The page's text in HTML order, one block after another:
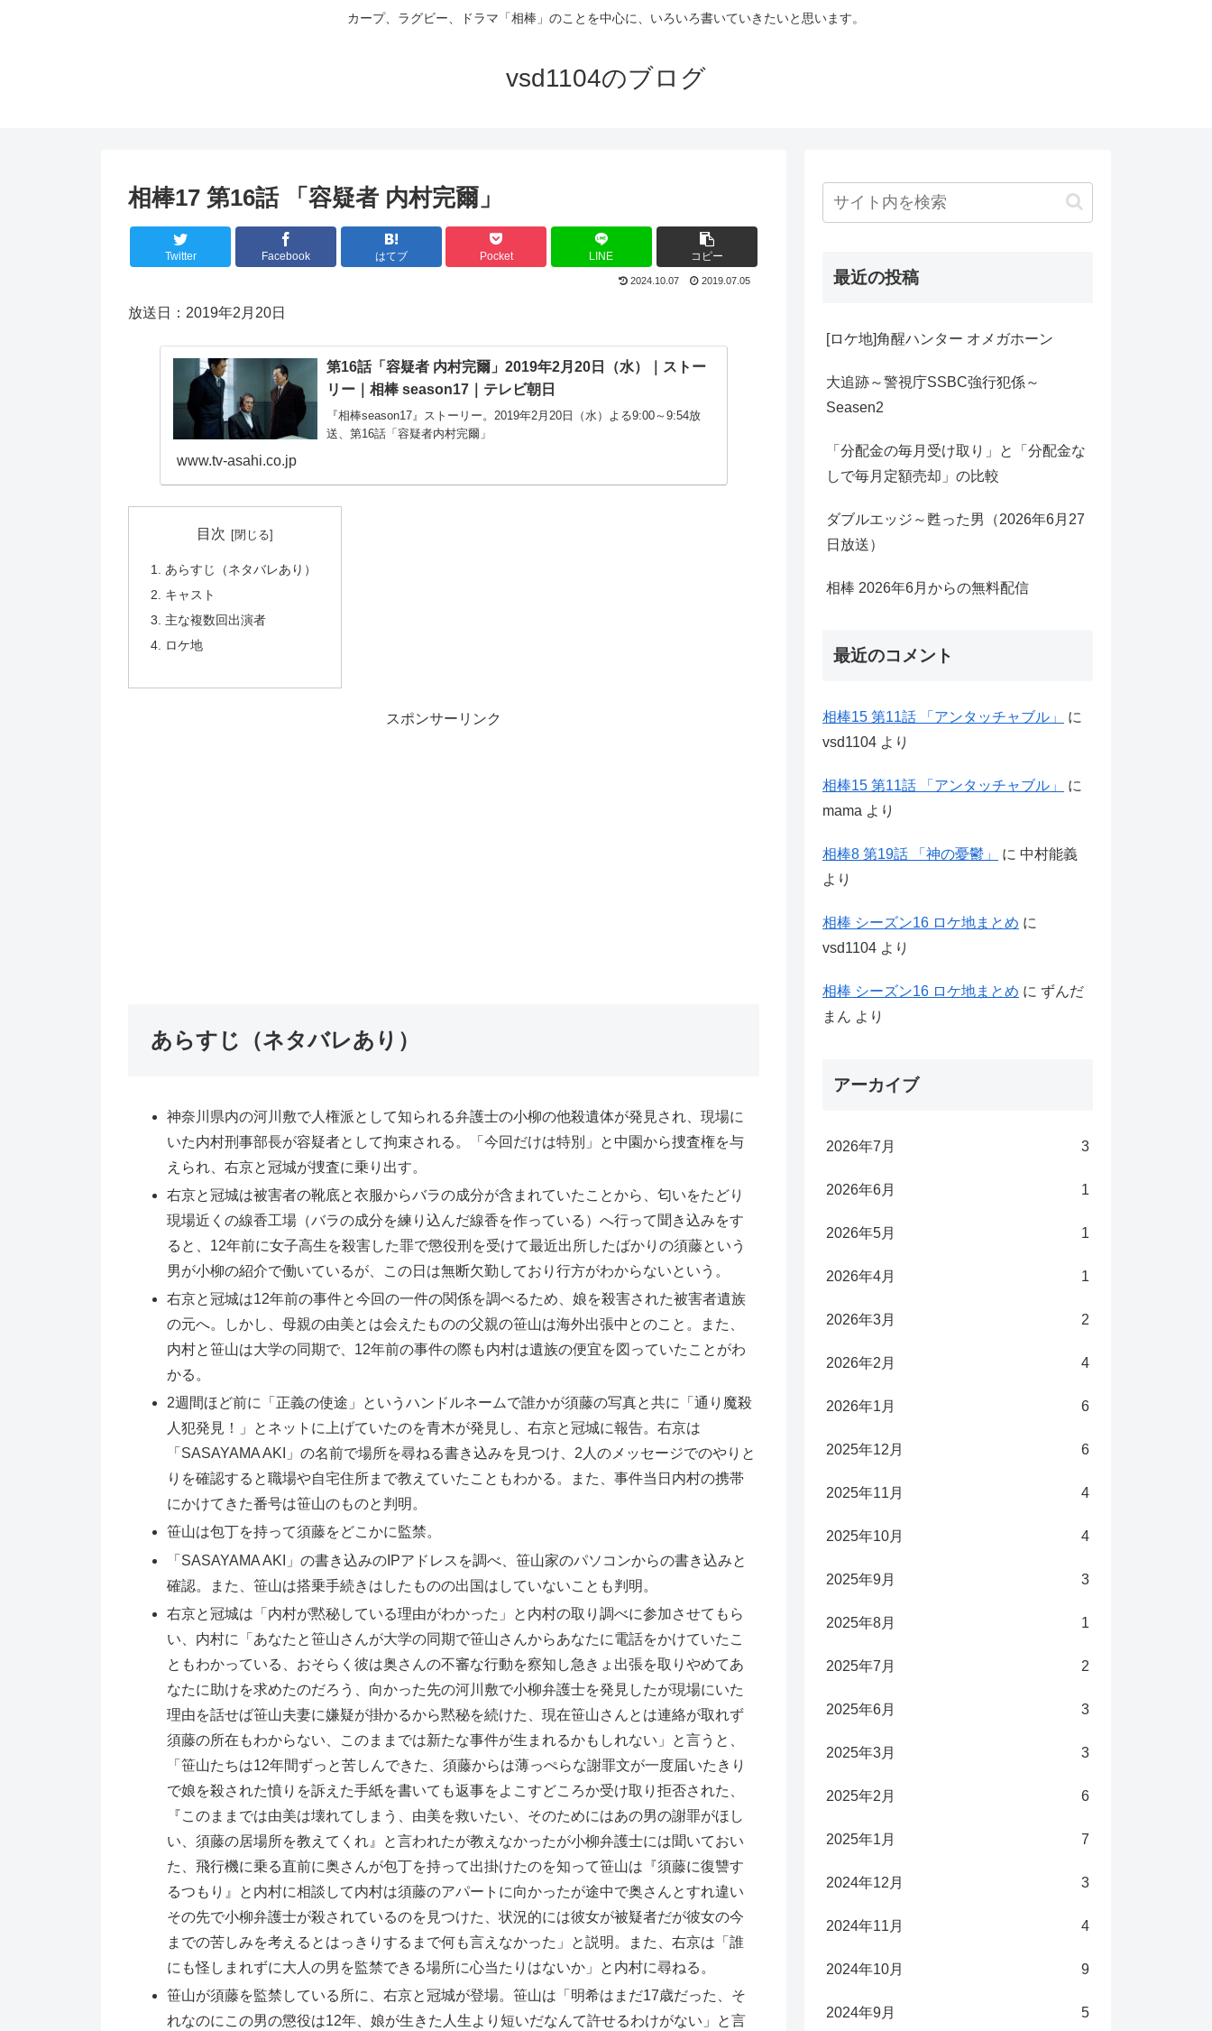
カープ、ラグビー、ドラマ「相棒」のことを中心に、いろいろ書いていきたいと思います。
vsd1104のブログ
相棒17 第16話 「容疑者 内村完爾」
Twitter Facebook はてブ Pocket LINE コピー
2024.10.07 2019.07.05
放送日：2019年2月20日
第16話「容疑者 内村完爾」2019年2月20日（水）｜ストー
リー｜相棒 season17｜テレビ朝日
『相棒season17』ストーリー。2019年2月20日（水）よる9:00～9:54放
送、第16話「容疑者内村完爾」
www.tv-asahi.co.jp
目次
あらすじ（ネタバレあり）
キャスト
主な複数回出演者
ロケ地
スポンサーリンク
あらすじ（ネタバレあり）
神奈川県内の河川敷で人権派として知られる弁護士の小柳の他殺遺体が発見され、現場に
いた内村刑事部長が容疑者として拘束される。「今回だけは特別」と中園から捜査権を与
えられ、右京と冠城が捜査に乗り出す。
右京と冠城は被害者の靴底と衣服からバラの成分が含まれていたことから、匂いをたどり
現場近くの線香工場（バラの成分を練り込んだ線香を作っている）へ行って聞き込みをす
ると、12年前に女子高生を殺害した罪で懲役刑を受けて最近出所したばかりの須藤という
男が小柳の紹介で働いているが、この日は無断欠勤しており行方がわからないという。
右京と冠城は12年前の事件と今回の一件の関係を調べるため、娘を殺害された被害者遺族
の元へ。しかし、母親の由美とは会えたものの父親の笹山は海外出張中とのこと。また、
内村と笹山は大学の同期で、12年前の事件の際も内村は遺族の便宜を図っていたことがわ
かる。
2週間ほど前に「正義の使途」というハンドルネームで誰かが須藤の写真と共に「通り魔殺
人犯発見！」とネットに上げていたのを青木が発見し、右京と冠城に報告。右京は
「SASAYAMA AKI」の名前で場所を尋ねる書き込みを見つけ、2人のメッセージでのやりと
りを確認すると職場や自宅住所まで教えていたこともわかる。また、事件当日内村の携帯
にかけてきた番号は笹山のものと判明。
笹山は包丁を持って須藤をどこかに監禁。
「SASAYAMA AKI」の書き込みのIPアドレスを調べ、笹山家のパソコンからの書き込みと
確認。また、笹山は搭乗手続きはしたものの出国はしていないことも判明。
右京と冠城は「内村が黙秘している理由がわかった」と内村の取り調べに参加させてもら
い、内村に「あなたと笹山さんが大学の同期で笹山さんからあなたに電話をかけていたこ
ともわかっている、おそらく彼は奥さんの不審な行動を察知し急きょ出張を取りやめてあ
なたに助けを求めたのだろう、向かった先の河川敷で小柳弁護士を発見したが現場にいた
理由を話せば笹山夫妻に嫌疑が掛かるから黙秘を続けた、現在笹山さんとは連絡が取れず
須藤の所在もわからない、このままでは新たな事件が生まれるかもしれない」と言うと、
「笹山たちは12年間ずっと苦しんできた、須藤からは薄っぺらな謝罪文が一度届いたきり
で娘を殺された憤りを訴えた手紙を書いても返事をよこすどころか受け取り拒否された、
『このままでは由美は壊れてしまう、由美を救いたい、そのためにはあの男の謝罪がほし
い、須藤の居場所を教えてくれ』と言われたが教えなかったが小柳弁護士には聞いておい
た、飛行機に乗る直前に奥さんが包丁を持って出掛けたのを知って笹山は『須藤に復讐す
るつもり』と内村に相談して内村は須藤のアパートに向かったが途中で奥さんとすれ違い
その先で小柳弁護士が殺されているのを見つけた、状況的には彼女が被疑者だが彼女の今
までの苦しみを考えるとはっきりするまで何も言えなかった」と説明。また、右京は「誰
にも怪しまれずに大人の男を監禁できる場所に心当たりはないか」と内村に尋ねる。
笹山が須藤を監禁している所に、右京と冠城が登場。笹山は「明希はまだ17歳だった、そ
れなのにこの男の懲役は12年、娘が生きた人生より短いだなんて許せるわけがない」と言
最近の投稿
[ロケ地]角醒ハンター オメガホーン
大追跡～警視庁SSBC強行犯係～
Seasen2
「分配金の毎月受け取り」と「分配金な
しで毎月定額売却」の比較
ダブルエッジ～甦った男（2026年6月27
日放送）
相棒 2026年6月からの無料配信
最近のコメント
相棒15 第11話 「アンタッチャブル」
に
vsd1104 より
相棒15 第11話 「アンタッチャブル」
に
mama より
相棒8 第19話 「神の憂鬱」 に 中村能義
より
相棒 シーズン16 ロケ地まとめ に
vsd1104 より
相棒 シーズン16 ロケ地まとめ に ずんだ
まん より
アーカイブ
2026年7月 3
2026年6月 1
2026年5月 1
2026年4月 1
2026年3月 2
2026年2月 4
2026年1月 6
2025年12月 6
2025年11月 4
2025年10月 4
2025年9月 3
2025年8月 1
2025年7月 2
2025年6月 3
2025年3月 3
2025年2月 6
2025年1月 7
2024年12月 3
2024年11月 4
2024年10月 9
2024年9月 5